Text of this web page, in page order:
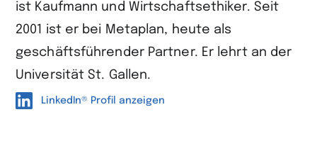
ist Kaufmann und Wirt­schafts­ethiker. Seit
2001 ist er bei Metaplan, heute als
geschäftsführender Partner. Er lehrt an der
Universität St. Gallen.
LinkedIn® Profil anzeigen